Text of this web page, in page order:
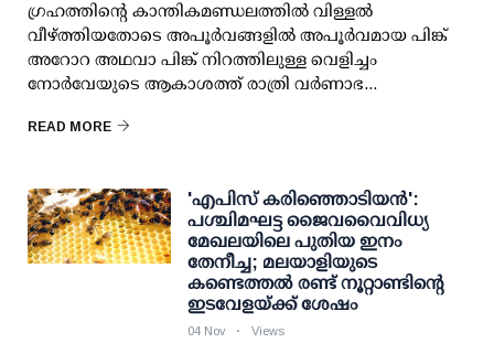
ഗ്രഹത്തിന്റെ കാന്തികമണ്ഡലത്തിൽ വിള്ളൽ
വീഴ്ത്തിയതോടെ അപൂർവങ്ങളിൽ അപൂർവമായ പിങ്ക്
അറോറ അഥവാ പിങ്ക് നിറത്തിലുള്ള വെളിച്ചം
നോർവേയുടെ ആകാശത്ത് രാത്രി വർണാഭ...
READ MORE
'എപിസ്​ കരിഞ്ഞൊടിയൻ':
പശ്ചിമഘട്ട ജൈവവൈവിധ്യ
മേഖലയിലെ പുതിയ ഇനം
തേനീച്ച; മലയാളിയുടെ
കണ്ടെത്തൽ രണ്ട് നൂറ്റാണ്ടിന്റെ
ഇടവേളയ്ക്ക് ശേഷം
04 Nov Views